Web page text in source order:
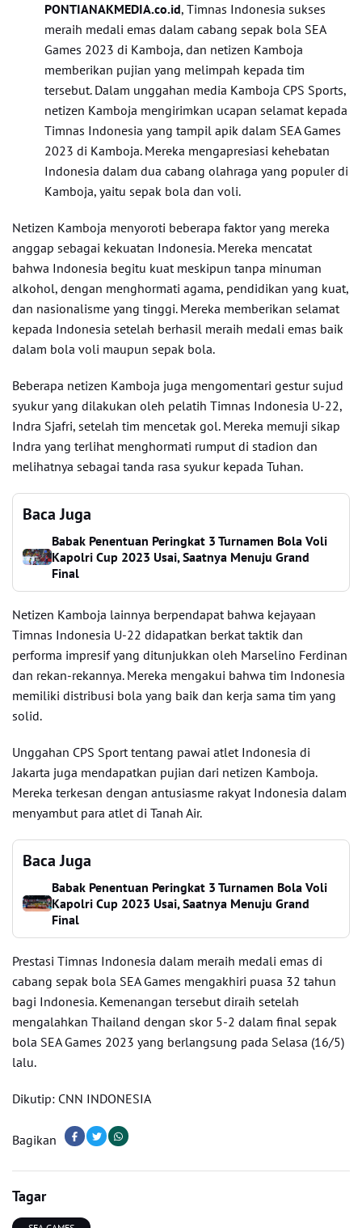
PONTIANAKMEDIA.co.id, Timnas Indonesia sukses
meraih medali emas dalam cabang sepak bola SEA
Games 2023 di Kamboja, dan netizen Kamboja
memberikan pujian yang melimpah kepada tim
tersebut. Dalam unggahan media Kamboja CPS Sports,
netizen Kamboja mengirimkan ucapan selamat kepada
Timnas Indonesia yang tampil apik dalam SEA Games
2023 di Kamboja. Mereka mengapresiasi kehebatan
Indonesia dalam dua cabang olahraga yang populer di
Kamboja, yaitu sepak bola dan voli.
Netizen Kamboja menyoroti beberapa faktor yang mereka
anggap sebagai kekuatan Indonesia. Mereka mencatat
bahwa Indonesia begitu kuat meskipun tanpa minuman
alkohol, dengan menghormati agama, pendidikan yang kuat,
dan nasionalisme yang tinggi. Mereka memberikan selamat
kepada Indonesia setelah berhasil meraih medali emas baik
dalam bola voli maupun sepak bola.
Beberapa netizen Kamboja juga mengomentari gestur sujud
syukur yang dilakukan oleh pelatih Timnas Indonesia U-22,
Indra Sjafri, setelah tim mencetak gol. Mereka memuji sikap
Indra yang terlihat menghormati rumput di stadion dan
melihatnya sebagai tanda rasa syukur kepada Tuhan.
Baca Juga
Babak Penentuan Peringkat 3 Turnamen Bola Voli
Kapolri Cup 2023 Usai, Saatnya Menuju Grand
Final
Netizen Kamboja lainnya berpendapat bahwa kejayaan
Timnas Indonesia U-22 didapatkan berkat taktik dan
performa impresif yang ditunjukkan oleh Marselino Ferdinan
dan rekan-rekannya. Mereka mengakui bahwa tim Indonesia
memiliki distribusi bola yang baik dan kerja sama tim yang
solid.
Unggahan CPS Sport tentang pawai atlet Indonesia di
Jakarta juga mendapatkan pujian dari netizen Kamboja.
Mereka terkesan dengan antusiasme rakyat Indonesia dalam
menyambut para atlet di Tanah Air.
Baca Juga
Babak Penentuan Peringkat 3 Turnamen Bola Voli
Kapolri Cup 2023 Usai, Saatnya Menuju Grand
Final
Prestasi Timnas Indonesia dalam meraih medali emas di
cabang sepak bola SEA Games mengakhiri puasa 32 tahun
bagi Indonesia. Kemenangan tersebut diraih setelah
mengalahkan Thailand dengan skor 5-2 dalam final sepak
bola SEA Games 2023 yang berlangsung pada Selasa (16/5)
lalu.
Dikutip: CNN INDONESIA
Bagikan
Tagar